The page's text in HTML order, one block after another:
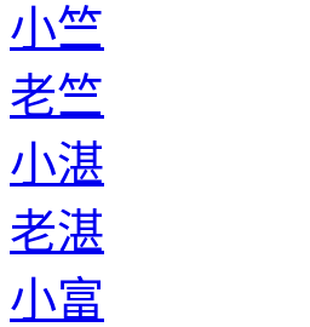
小竺
老竺
小湛
老湛
小富